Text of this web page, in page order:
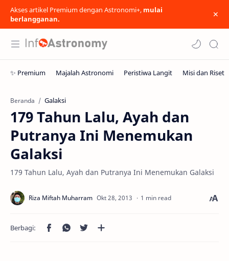
Akses artikel Premium dengan Astronomi+, mulai
berlangganan.
Beranda Galaksi
179 Tahun Lalu, Ayah dan
Putranya Ini Menemukan
Galaksi
179 Tahun Lalu, Ayah dan Putranya Ini Menemukan Galaksi
1 min read